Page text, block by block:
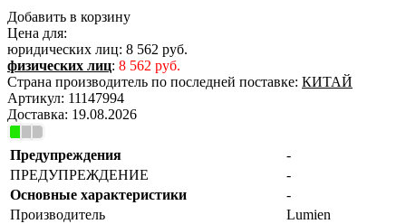
Добавить в корзину
Цена для:
юридических лиц: 8 562 руб.
физических лиц: 8 562 руб.
Страна производитель по последней поставке: КИТАЙ
Артикул: 11147994
Доставка: 19.08.2026
Предупреждения
-
ПРЕДУПРЕЖДЕНИЕ
-
Основные характеристики
-
Производитель
Lumien